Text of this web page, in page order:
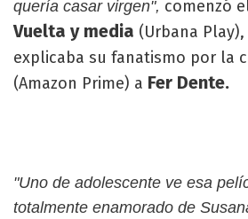
quería casar virgen", comenzó
Vuelta y media (Urbana
explicaba su fanatismo por la
(Amazon Prime) a Fer Dente.
"Uno de adolescente ve esa
totalmente enamorado de